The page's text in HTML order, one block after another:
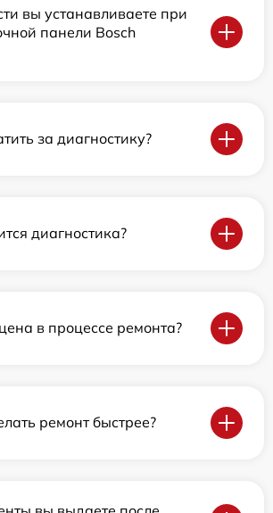
вы устанавливаете при
панели Bosch
за диагностику?
диагностика?
в процессе ремонта?
ремонт быстрее?